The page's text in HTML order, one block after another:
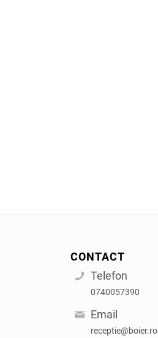
CONTACT
Telefon
0740057390
Email
receptie@boier.ro